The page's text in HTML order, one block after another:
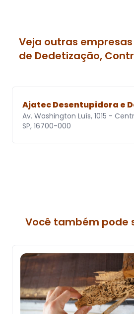
Veja outras
de Dedetização,
Ajatec Desentupidora e
Av. Washington Luís, 1015 -
SP, 16700-000
Você também pode